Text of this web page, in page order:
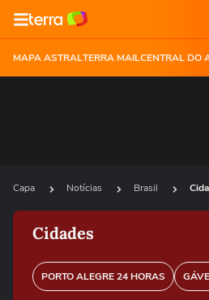
MAPA ASTRALTERRA MAILCENTRAL DO
Capa Notícias Brasil
Cidades
PORTO ALEGRE 24 HORAS